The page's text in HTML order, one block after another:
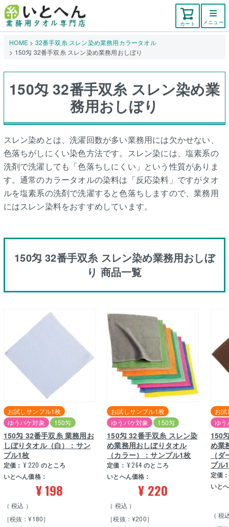
カート メニュー
HOME
32番手双糸 スレン染め業務用カラータオル
150匁 32番手双糸 スレン染め業務用おしぼり
150匁 32番手双糸 スレン染め業
務用おしぼり
スレン染めとは、洗濯回数が多い業務用には欠かせない、
色落ちがしにくい染色方法です。スレン染には、塩素系の
洗剤で洗濯しても「色落ちしにくい」という性質がありま
す。通常のカラータオルの染料は「反応染料」ですがタオ
ルを塩素系の洗剤で洗濯すると色落ちしますので、業務用
にはスレン染料をおすすめしています。
150匁 32番手双糸 スレン染め業務用おしぼ
り 商品一覧
お試しサンプル1枚
ゆうパケ対象
150匁
150匁 32番手双糸 業務用お
しぼりタオル（白）：サン
プル1枚
定価： ¥ 220 のところ
いとへん価格：
¥198
税込
［税抜：¥180］
お試しサンプル1枚
ゆうパケ対象
150匁
150匁 32番手双糸 スレン染
め業務用おしぼりタオル
（カラー）：サンプル1枚
定価： ¥ 264のところ
いとへん価格：
¥ 220
税込
［税抜：¥200］
お
ゆう
150
め業
（
プル
定価：
いと
税